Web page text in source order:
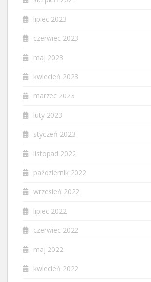
lipiec 2023
czerwiec 2023
maj 2023
kwiecień 2023
marzec 2023
luty 2023
styczeń 2023
listopad 2022
październik 2022
wrzesień 2022
lipiec 2022
czerwiec 2022
maj 2022
kwiecień 2022